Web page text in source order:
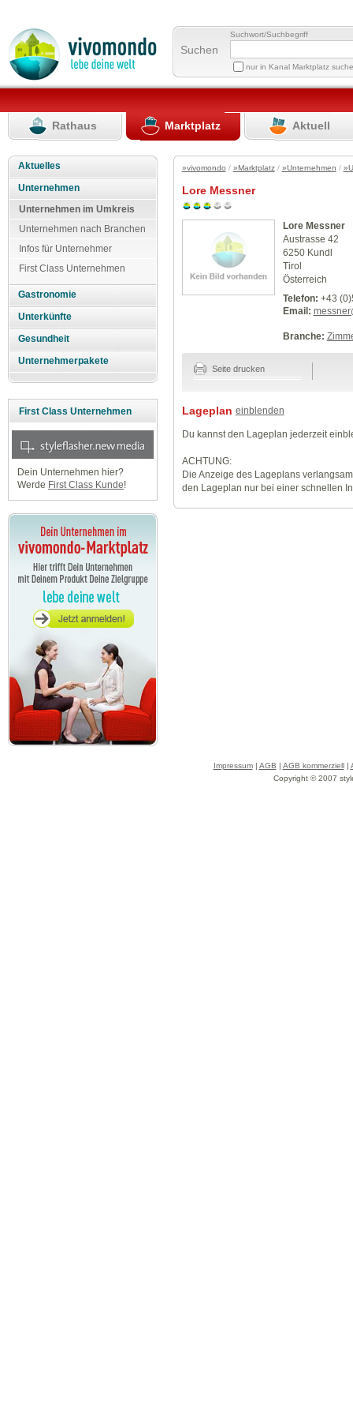
Suchen
Suchwort/Suchbegriff
nur in Kanal Marktplatz
Rathaus Marktplatz Aktuell
Aktuelles
Unternehmen
Unternehmen im Umkreis
Unternehmen nach Branchen
Infos für Unternehmer
First Class Unternehmen
Gastronomie
Unterkünfte
Gesundheit
Unternehmerpakete
First Class Unternehmen
Dein Unternehmen hier?
Werde First Class Kunde!
»vivomondo / »Marktplatz/ »Unternehmen /
Lore Messner
Lore Messner
Austrasse 42
6250 Kundl
Tirol
Österreich
Telefon: +43
Email:
Branche:
Seite drucken
Lageplan einblenden
Du kannst den Lageplan jederzeit
ACHTUNG:
Die Anzeige des Lageplans
den Lageplan nur bei einer schnellen
Impressum| AGB | AGB kommerziell|
Copyright © 2007